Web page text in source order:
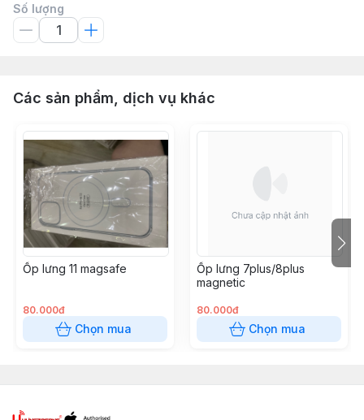
Số lượng
Các sản phẩm, dịch vụ khác
Ốp lưng 11 magsafe
80.000đ
Chọn mua
Ốp lưng 7plus/8plus
magnetic
80.000đ
Chọn mua